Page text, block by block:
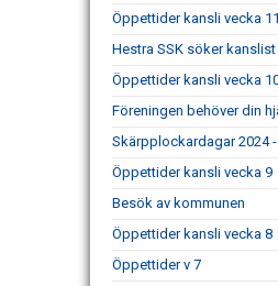
Öppettider kansli vecka 11
Hestra SSK söker
Öppettider kansli vecka
Föreningen behöver din
Skärpplockardagar 2024
Öppettider kansli vecka 9
Besök av kommunen
Öppettider kansli vecka 8
Öppettider v 7